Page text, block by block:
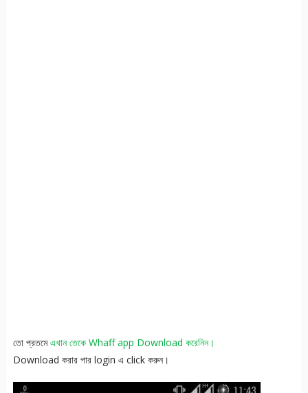
তো প্রতমেএখান তেকে Whaff app Download করেনিন।
Download করার পার login এ click করুন।